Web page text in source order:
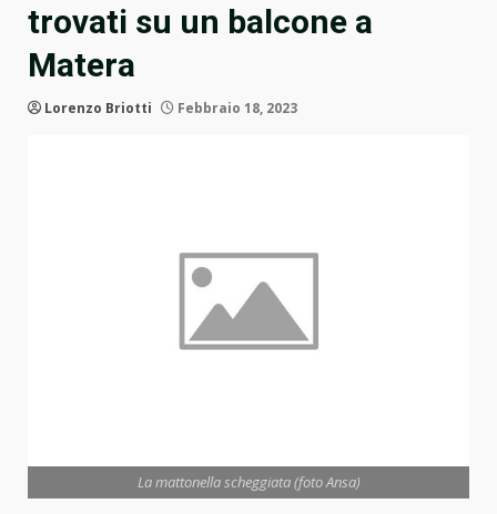
trovati su un balcone a
Matera
Lorenzo Briotti Febbraio 18, 2023
La mattonella scheggiata (foto Ansa)